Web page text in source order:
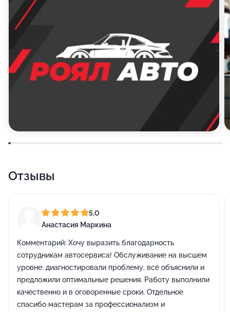
Отзывы
5,0
Анастасия Маркина
Комментарий: Хочу выразить благодарность
сотрудникам автосервиса! Обслуживание на высшем
уровне: диагностировали проблему, всё объяснили и
предложили оптимальные решения. Работу выполнили
качественно и в оговоренные сроки. Отдельное
спасибо мастерам за профессионализм и